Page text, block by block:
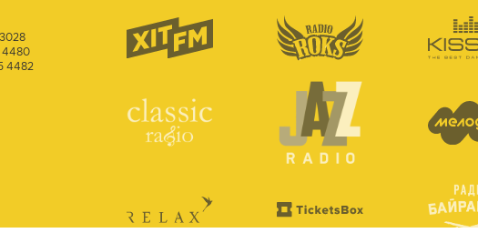
4480
4482